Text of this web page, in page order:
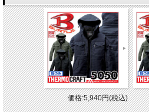
価格:5,940円(税込)